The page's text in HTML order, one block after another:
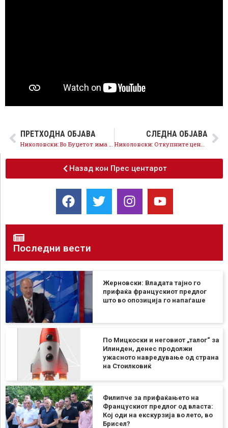
ПРЕТХОДНА ОБЈАВА СЛЕДНА ОБЈАВА
Николовски: Откупните цени на тутунот се пониски од ланските, СДСМ поднесе закон за 100 денари линеарна субвенција
Назад кон Прес центарот
Последни вести
Жерновски: Владата тајно го
прифаќа францускиот предлог
што во опозиција го напаѓаше
По Мицкоски и неговиот „талог“ за
Илинден, денес продолжи
ужасното навредување од страна
на Стоилковиќ
Филипче за прифаќањето на
Францускиот предлог од власта:
Кој оди на екскурзија во лето, во
Брисел?